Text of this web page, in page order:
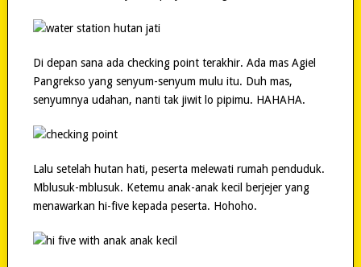
Di depan sana ada checking point terakhir. Ada mas Agiel
Pangrekso yang senyum-senyum mulu itu. Duh mas,
senyumnya udahan, nanti tak jiwit lo pipimu. HAHAHA.
Lalu setelah hutan hati, peserta melewati rumah penduduk.
Mblusuk-mblusuk. Ketemu anak-anak kecil berjejer yang
menawarkan hi-five kepada peserta. Hohoho.